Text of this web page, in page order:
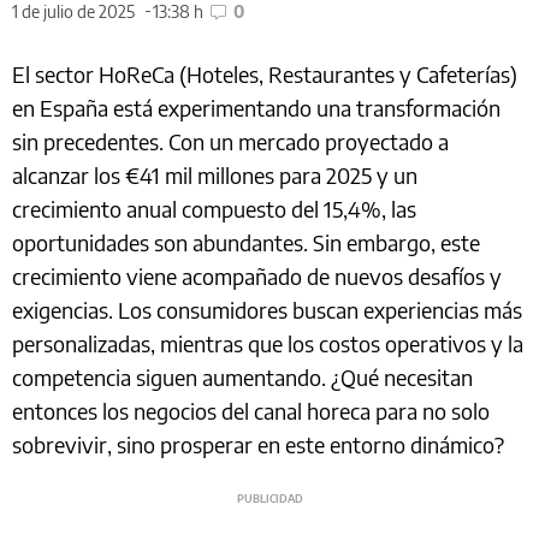
1 de julio de 2025 13:38 h 0
El sector HoReCa (Hoteles, Restaurantes y Cafeterías)
en España está experimentando una transformación
sin precedentes. Con un mercado proyectado a
alcanzar los €41 mil millones para 2025 y un
crecimiento anual compuesto del 15,4%, las
oportunidades son abundantes. Sin embargo, este
crecimiento viene acompañado de nuevos desafíos y
exigencias. Los consumidores buscan experiencias más
personalizadas, mientras que los costos operativos y la
competencia siguen aumentando. ¿Qué necesitan
entonces los negocios del canal horeca para no solo
sobrevivir, sino prosperar en este entorno dinámico?